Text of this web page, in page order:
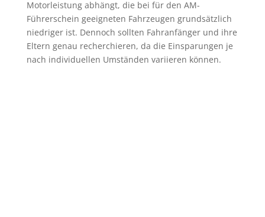
Motorleistung abhängt, die bei für den AM-
Führerschein geeigneten Fahrzeugen grundsätzlich
niedriger ist. Dennoch sollten Fahranfänger und ihre
Eltern genau recherchieren, da die Einsparungen je
nach individuellen Umständen variieren können.